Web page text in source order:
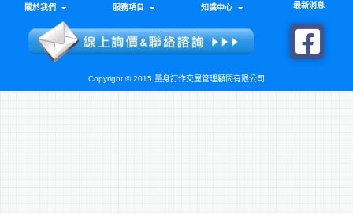
關於我們 服務項目 知識中心 最新消息
Copyright © 2015 量身訂作交屋管理顧問有限公司